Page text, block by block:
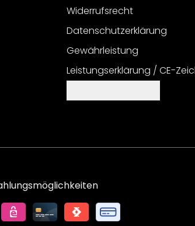
Widerrufsrecht
Datenschutzerklärung
Gewährleistung
Leistungserklärung / CE-